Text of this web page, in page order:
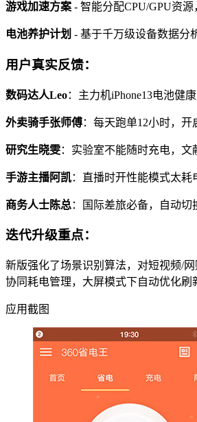
游戏加速方案 - 智能分配CPU/GPU资源
电池养护计划 - 基于千万级设备数据分
用户真实反馈：
数码达人Leo：主力机iPhone13电池健
外卖骑手张师傅：每天跑单12小时，
研究生晓雯：实验室不能随时充电，
手游主播阿凯：直播时开性能模式太
商务人士陈总：国际差旅必备，自动
迭代升级重点：
新版强化了场景识别算法，对短视频/
协同耗电管理，大屏模式下自动优化刷
应用截图